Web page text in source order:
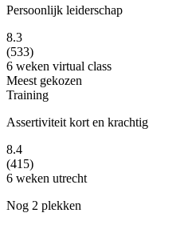
Persoonlijk leiderschap
8.3
(533)
6 weken virtual class
Meest gekozen
Training
Assertiviteit kort en krachtig
8.4
(415)
6 weken utrecht
Nog 2 plekken